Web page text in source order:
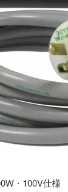
・100V仕様